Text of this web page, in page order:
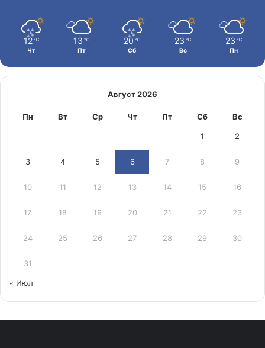
12 ℃
Чт
13 ℃
Пт
20 ℃
Сб
23 ℃
Вс
23 ℃
Пн
Август 2026
Пн Вт Ср Чт Пт Сб Вс
1 2
3 4 5 6 7 8 9
10 11 12 13 14 15 16
17 18 19 20 21 22 23
24 25 26 27 28 29 30
31
« Июл